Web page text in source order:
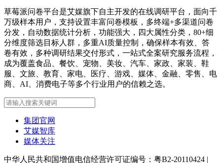
草莓派问卷平台是艾媒旗下自主开发的在线调研平台，面向千
万级样本用户，支持设置丰富问卷模板，多终端+多渠道问卷
分发，自动数据统计分析，功能强大，四大属性分类，80+细
分维度筛选目标人群，多重AI质量控制，确保样本有效、答
卷有效，多种调研结果交付形式，一站式全案研究服务流程，
成为覆盖食品、餐饮、宠物、美妆、汽车、家政、家装、鞋
服、文旅、教育、家电、医疗、游戏、媒体、金融、零售、电
商、AI、消费电子等多个行业用户的信赖之选。
集团官网
艾媒智库
媒体关注
中华人民共和国增值电信经营许可证编号：粤B2-20110424 |